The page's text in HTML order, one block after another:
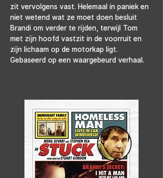
zit vervolgens vast. Helemaal in paniek en
niet wetend wat ze moet doen besluit
Brandi om verder te rijden, terwijl Tom
met zijn hoofd vastzit in de voorruit en
zijn lichaam op de motorkap ligt.
Gebaseerd op een waargebeurd verhaal.